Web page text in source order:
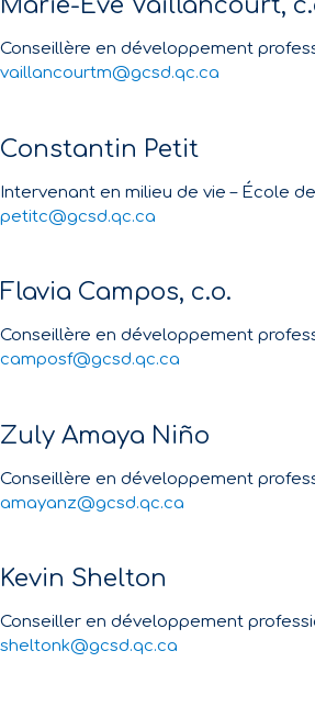
Marie-Ève Vaillancourt,
Conseillère en développement
vaillancourtm@gcsd.qc.ca
Constantin Petit
Intervenant en milieu de vie – École
petitc@gcsd.qc.ca
Flavia Campos, c.o.
Conseillère en développement
camposf@gcsd.qc.ca
Zuly Amaya Niño
Conseillère en développement
amayanz@gcsd.qc.ca
Kevin Shelton
Conseiller en développement
sheltonk@gcsd.qc.ca